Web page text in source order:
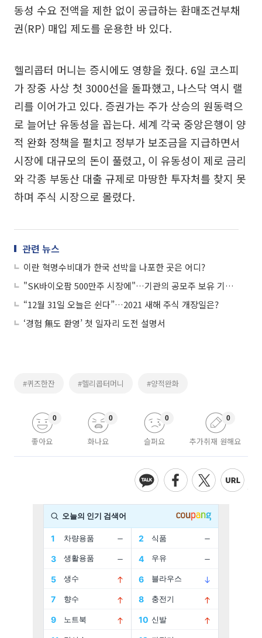
동성 수요 전액을 제한 없이 공급하는 환매조건부채
권(RP) 매입 제도를 운용한 바 있다.
헬리콥터 머니는 증시에도 영향을 줬다. 6일 코스피
가 장중 사상 첫 3000선을 돌파했고, 나스닥 역시 랠
리를 이어가고 있다. 증권가는 주가 상승의 원동력으
로 늘어난 유동성을 꼽는다. 세계 각국 중앙은행이 양
적 완화 정책을 펼치고 정부가 보조금을 지급하면서
시장에 대규모의 돈이 풀렸고, 이 유동성이 제로 금리
와 각종 부동산 대출 규제로 마땅한 투자처를 찾지 못
하며 주식 시장으로 몰렸다.
관련 뉴스
이란 혁명수비대가 한국 선박을 나포한 곳은 어디?
"SK바이오팜 500만주 시장에"…기관의 공모주 보유 기간을 의무화한 제도?
“12월 31일 오늘은 쉰다”…2021 새해 주식 개장일은?
‘경험 無도 환영’ 첫 일자리 도전 설명서
#퀴즈한잔 #헬리콥터머니 #양적완화
좋아요
0
화나요
0
슬퍼요
0
추가취재 원해요
0